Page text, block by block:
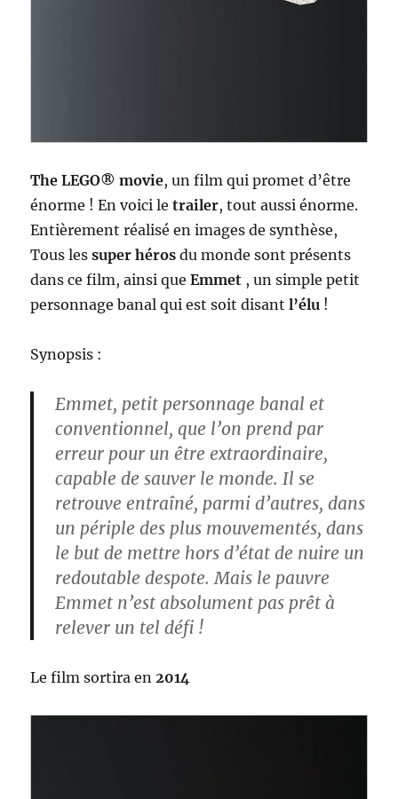
The LEGO® movie, un film qui promet d’être
énorme ! En voici letrailer, tout aussi énorme.
Entièrement réalisé en images de synthèse,
Tous lessuper héros du monde sont présents
dans ce film, ainsi queEmmet , un simple petit
personnage banal qui est soit disantl’élu !
Synopsis :
Emmet, petit personnage banal et
conventionnel, que l’on prend par
erreur pour un être extraordinaire,
capable de sauver le monde. Il se
retrouve entraîné, parmi d’autres, dans
un périple des plus mouvementés, dans
le but de mettre hors d’état de nuire un
redoutable despote. Mais le pauvre
Emmet n’est absolument pas prêt à
relever un tel défi !
Le film sortira en2014